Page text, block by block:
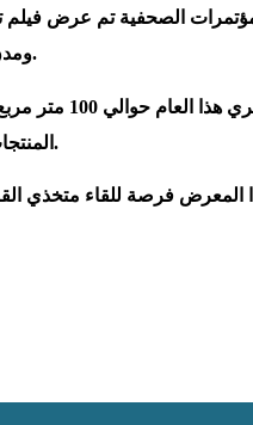
الصحفية تم عرض فيلم
ومدن جديدة ومشروعات قومية كبرى، وقد لاقى هذا الفيلم إشادة وإعجاب جميع الحاضرين وزائري الجناح المصري.
وتبلغ
المنتجات السياحية في مصر. ويضم الجناح 14 منشأة فندقية وشركة سياحة مصرية بالإضافة إلى شركة مصر للطيران.
فرصة للقاء متخذي